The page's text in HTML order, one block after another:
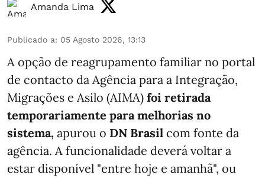
Amanda Lima
Publicado a: 05 Agosto 2026, 13:13
A opção de reagrupamento familiar no portal
de contacto da Agência para a Integração,
Migrações e Asilo (AIMA) foi retirada
temporariamente para melhorias no
sistema, apurou o DN Brasil com fonte da
agência. A funcionalidade deverá voltar a
estar disponível "entre hoje e amanhã", ou